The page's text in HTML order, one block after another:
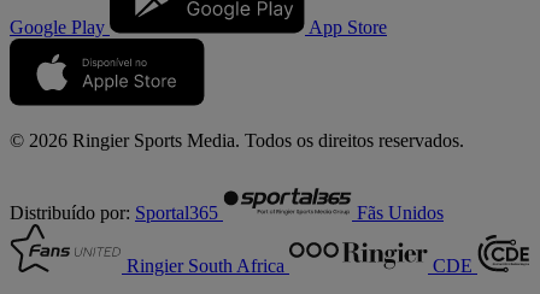
Google Play App Store
© 2026 Ringier Sports Media. Todos os direitos reservados.
Distribuído por: Sportal365 Fãs Unidos
Ringier South Africa CDE